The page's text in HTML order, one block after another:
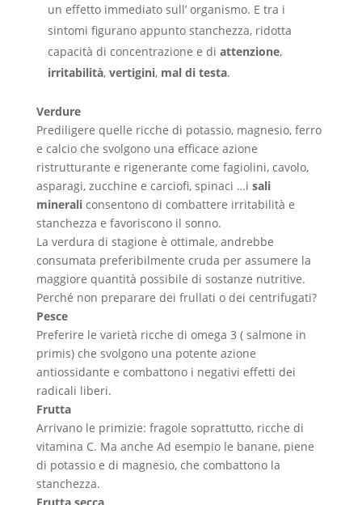
un effetto immediato sull’ organismo. E tra i
sintomi figurano appunto stanchezza, ridotta
capacità di concentrazione e di attenzione,
irritabilità, vertigini, mal di testa.
Verdure
Prediligere quelle ricche di potassio, magnesio, ferro
e calcio che svolgono una efficace azione
ristrutturante e rigenerante come fagiolini, cavolo,
asparagi, zucchine e carciofi, spinaci …i sali
mineraliconsentono di combattere irritabilità e
stanchezza e favoriscono il sonno.
La verdura di stagione è ottimale, andrebbe
consumata preferibilmente cruda per assumere la
maggiore quantità possibile di sostanze nutritive.
Perché non preparare dei frullati o dei centrifugati?
Pesce
Preferire le varietà ricche di omega 3 ( salmone in
primis) che svolgono una potente azione
antiossidante e combattono i negativi effetti dei
radicali liberi.
Frutta
Arrivano le primizie: fragole soprattutto, ricche di
vitamina C. Ma anche Ad esempio le banane, piene
di potassio e di magnesio, che combattono la
stanchezza.
Frutta secca